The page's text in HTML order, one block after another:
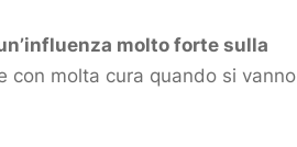
molto forte sulla
con molta cura quando si vanno